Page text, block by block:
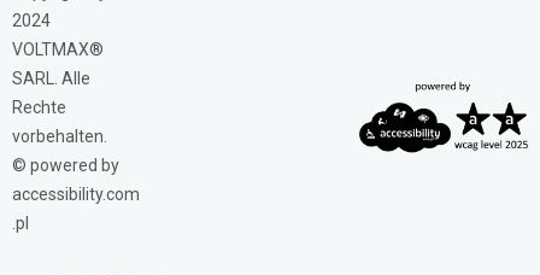
2024
VOLTMAX®
SARL. Alle
Rechte
vorbehalten.
© powered by
accessibility.com
.pl